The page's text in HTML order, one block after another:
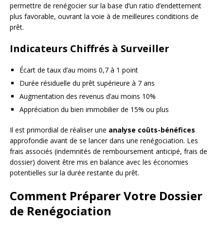
permettre de renégocier sur la base d’un ratio d’endettement
plus favorable, ouvrant la voie à de meilleures conditions de
prêt.
Indicateurs Chiffrés à Surveiller
Écart de taux d’au moins 0,7 à 1 point
Durée résiduelle du prêt supérieure à 7 ans
Augmentation des revenus d’au moins 10%
Appréciation du bien immobilier de 15% ou plus
Il est primordial de réaliser une analyse coûts-bénéfices
approfondie avant de se lancer dans une renégociation. Les
frais associés (indemnités de remboursement anticipé, frais de
dossier) doivent être mis en balance avec les économies
potentielles sur la durée restante du prêt.
Comment Préparer Votre Dossier
de Renégociation